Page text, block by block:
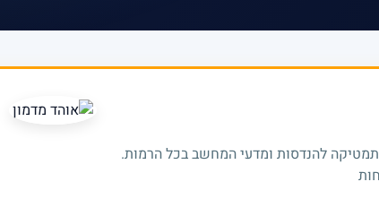
להנדסות ומדעי המחשב בכל הרמות.